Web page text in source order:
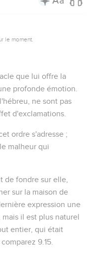
le moment.
que lui offre la
profonde émotion.
ne sont pas
d'exclamations.
ordre s'adresse ;
malheur qui
de fondre sur elle,
sur la maison de
expression une
il est plus naturel
entier, qui était
9.15